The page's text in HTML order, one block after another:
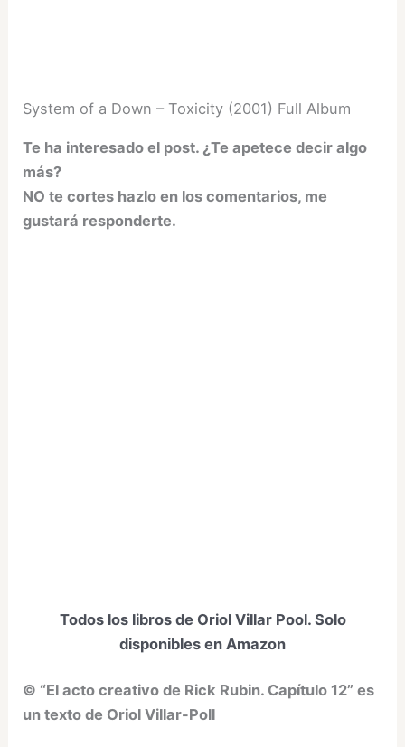
System of a Down – Toxicity (2001) Full Album
Te ha interesado el post. ¿Te apetece decir algo
más?
NO te cortes hazlo en los comentarios, me
gustará responderte.
Todos los libros de Oriol Villar Pool. Solo
disponibles en Amazon
© “El acto creativo de Rick Rubin. Capítulo 12” es
un texto de Oriol Villar-Poll